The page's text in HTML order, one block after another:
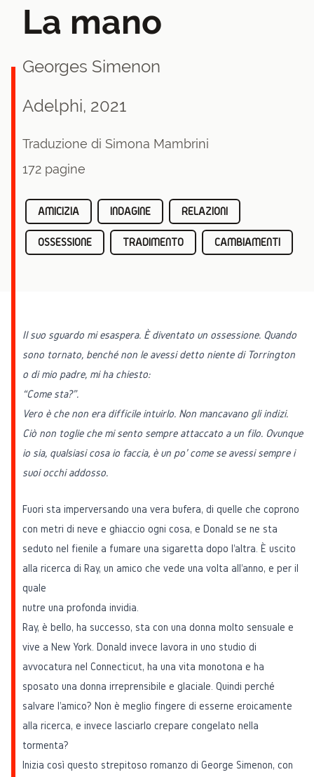
La mano
Georges Simenon
Adelphi, 2021
Traduzione di Simona Mambrini
172 pagine
AMICIZIA INDAGINE RELAZIONI
OSSESSIONE TRADIMENTO CAMBIAMENTI
Il suo sguardo mi esaspera. È diventato un ossessione. Quando
sono tornato, benché non le avessi detto niente di Torrington
o di mio padre, mi ha chiesto:
“Come sta?”.
Vero è che non era difficile intuirlo. Non mancavano gli indizi.
Ciò non toglie che mi sento sempre attaccato a un filo. Ovunque
io sia, qualsiasi cosa io faccia, è un po' come se avessi sempre i
suoi occhi addosso.
Fuori sta imperversando una vera bufera, di quelle che coprono
con metri di neve e ghiaccio ogni cosa, e Donald se ne sta
seduto nel fienile a fumare una sigaretta dopo l'altra. È uscito
alla ricerca di Ray, un amico che vede una volta all'anno, e per il
quale
nutre una profonda invidia.
Ray, è bello, ha successo, sta con una donna molto sensuale e
vive a New York. Donald invece lavora in uno studio di
avvocatura nel Connecticut, ha una vita monotona e ha
sposato una donna irreprensibile e glaciale. Quindi perché
salvare l'amico? Non è meglio fingere di esserne eroicamente
alla ricerca, e invece lasciarlo crepare congelato nella
tormenta?
Inizia così questo strepitoso romanzo di George Simenon, con